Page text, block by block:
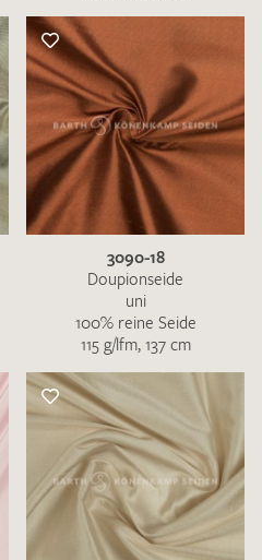
3090-18
Doupionseide
uni
100% reine Seide
115 g/lfm, 137 cm